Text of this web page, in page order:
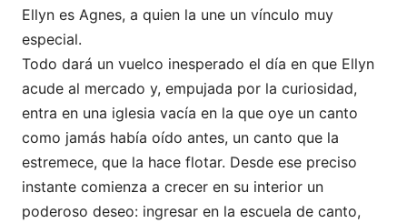
Ellyn es Agnes, a quien la une un vínculo muy
especial.
Todo dará un vuelco inesperado el día en que Ellyn
acude al mercado y, empujada por la curiosidad,
entra en una iglesia vacía en la que oye un canto
como jamás había oído antes, un canto que la
estremece, que la hace flotar. Desde ese preciso
instante comienza a crecer en su interior un
poderoso deseo: ingresar en la escuela de canto,